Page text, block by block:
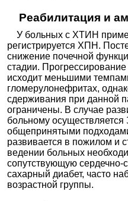
Реабилитация и
У больных с ХТИН
регистрируется ХПН.
снижение почечной
стадии.
исходит меньшими
гломерулонефритах,
сдерживания при данной
ограничены. В случае
больному осуществляется
общепринятыми
развивается в пожилом и
ведении больных
сопутствующую сердечно-
сахарный диабет, часто
возрастной группы.